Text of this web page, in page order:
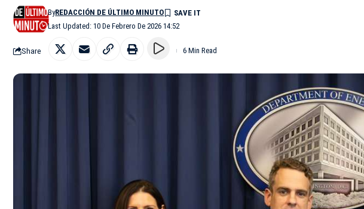
Last Updated: 10 De Febrero De 2026 14:52
ByREDACCIÓN DE ÚLTIMO MINUTO
Share 6 Min Read